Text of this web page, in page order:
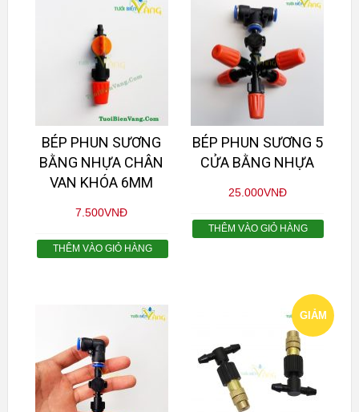
BÉP PHUN SƯƠNG
BẰNG NHỰA CHÂN
VAN KHÓA 6MM
7.500VNĐ
THÊM VÀO GIỎ HÀNG
BÉP PHUN SƯƠNG 5
CỬA BẰNG NHỰA
25.000VNĐ
THÊM VÀO GIỎ HÀNG
GIẢM
GIÁ!